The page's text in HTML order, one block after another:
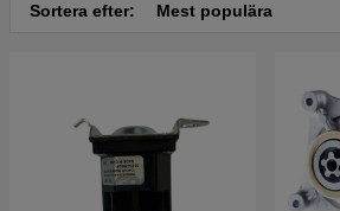
Tryck här för sprängskiss och
Husqvarna YTH2754 T 2011-01
Tryck här för sprängskiss och
Husqvarna YTH2754 2007-04
Sortera efter: Mest populära